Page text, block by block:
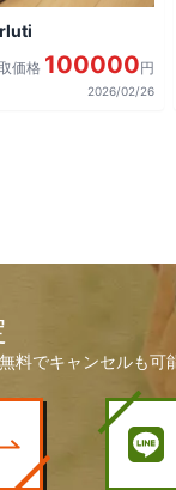
価格 100000円
2026/02/26
料でキャンセルも